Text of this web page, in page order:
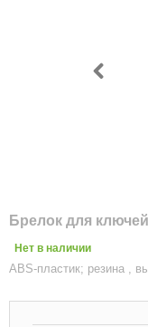
Брелок для
Нет в наличии
ABS-пластик; резина ,